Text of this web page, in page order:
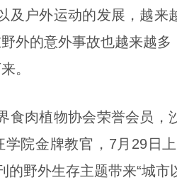
及户外运动的发展，越来
外的意外事故也越来越
。
食肉植物协会荣誉会员，
院金牌教官， 7 月 29日
的野外生存主题带来“城